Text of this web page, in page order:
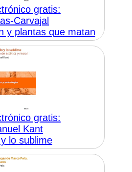
gratis:
Carvajal
y plantas que matan
gratis:
Kant
lo sublime